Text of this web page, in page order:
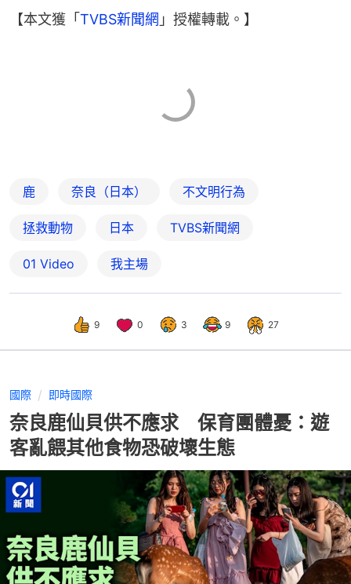
【本文獲「 TVBS新聞網 」授權轉載。】
鹿 奈良（日本） 不文明行為
拯救動物 日本 TVBS新聞網
01 Video 我主場
9 0 3 9 27
國際 即時國際
奈良鹿仙貝供不應求 保育團體憂：遊
客亂餵其他食物恐破壞生態